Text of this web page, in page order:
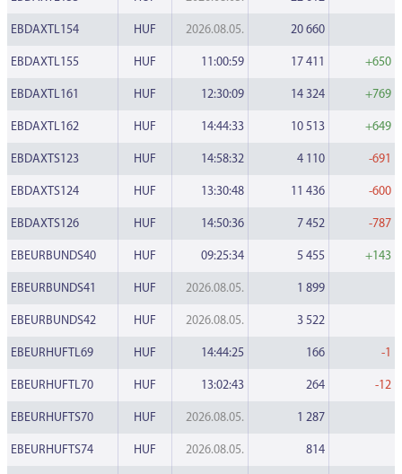
EBDAXTL154 HUF 2026.08.05. 20 660
EBDAXTL155 HUF 11:00:59 17 411 +650
EBDAXTL161 HUF 12:30:09 14 324 +769
EBDAXTL162 HUF 14:44:33 10 513 +649
EBDAXTS123 HUF 14:58:32 4 110 -691
EBDAXTS124 HUF 13:30:48 11 436 -600
EBDAXTS126 HUF 14:50:36 7 452 -787
EBEURBUNDS40 HUF 09:25:34 5 455 +143
EBEURBUNDS41 HUF 2026.08.05. 1 899
EBEURBUNDS42 HUF 2026.08.05. 3 522
EBEURHUFTL69 HUF 14:44:25 166 -1
EBEURHUFTL70 HUF 13:02:43 264 -12
EBEURHUFTS70 HUF 2026.08.05. 1 287
EBEURHUFTS74 HUF 2026.08.05. 814